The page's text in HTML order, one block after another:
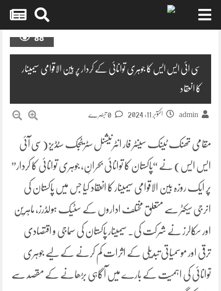
88
سی ائی ایس ایس کا جوہری توانائی کے کردار پر بین الاقوامی سیمینار
کا انعقاد
admin اکتوبر 11, 2024
مقامی تھنک ٹینک سینٹر فار انٹرنیشنل سٹریٹجک سٹڈیز (سی آئی
ایس ایس) نے “پاکستان کا توانائی بحرانِ، جوہری توانائی کا کردار”
پر ایک روزہ بین الاقوامی سیمینار کا انعقاد کیا جس میں پاکستان کی
انرجی سیکٹر سے متعلق مختلف اداروں کے سٹیک ہولڈرز، ماہرین
اور سکالرز نے شرکت کی۔ سیمینار پاکستان کی سماجی و اقتصادی
ترقی اور موسمیاتی تبدیلی کے اثرات کم کرنے کے لیے جوہری
توانائی کی اہمیت کے بارے میں آگاہی بڑھانے کے مقصد سے